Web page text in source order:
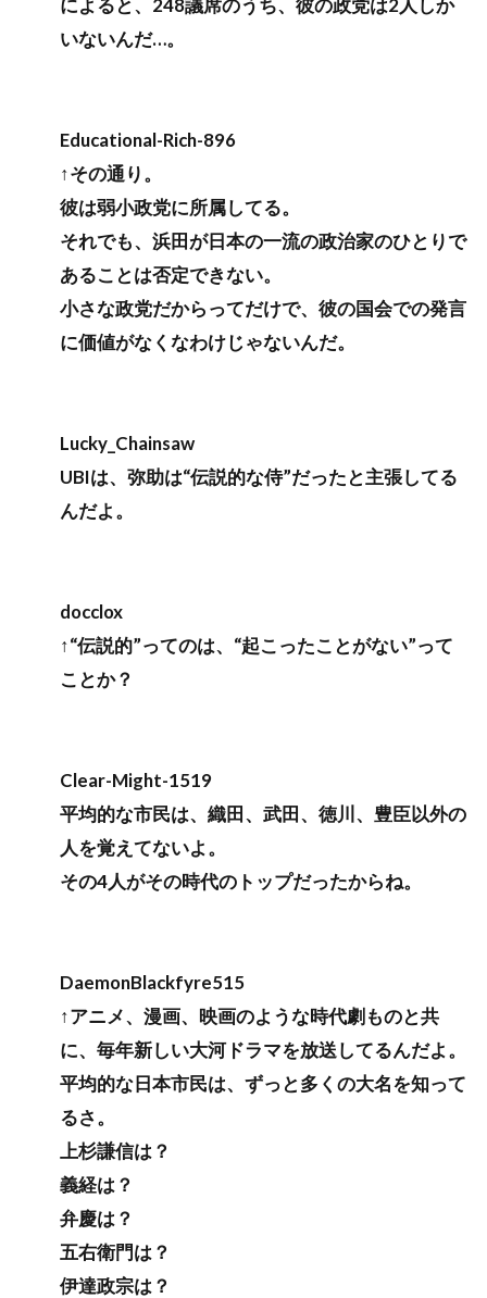
によると、248議席のうち、彼の政党は2人しか
いないんだ…。
Educational-Rich-896
↑その通り。
彼は弱小政党に所属してる。
それでも、浜田が日本の一流の政治家のひとりで
あることは否定できない。
小さな政党だからってだけで、彼の国会での発言
に価値がなくなわけじゃないんだ。
Lucky_Chainsaw
UBIは、弥助は“伝説的な侍”だったと主張してる
んだよ。
docclox
↑“伝説的”ってのは、“起こったことがない”って
ことか？
Clear-Might-1519
平均的な市民は、織田、武田、徳川、豊臣以外の
人を覚えてないよ。
その4人がその時代のトップだったからね。
DaemonBlackfyre515
↑アニメ、漫画、映画のような時代劇ものと共
に、毎年新しい大河ドラマを放送してるんだよ。
平均的な日本市民は、ずっと多くの大名を知って
るさ。
上杉謙信は？
義経は？
弁慶は？
五右衛門は？
伊達政宗は？